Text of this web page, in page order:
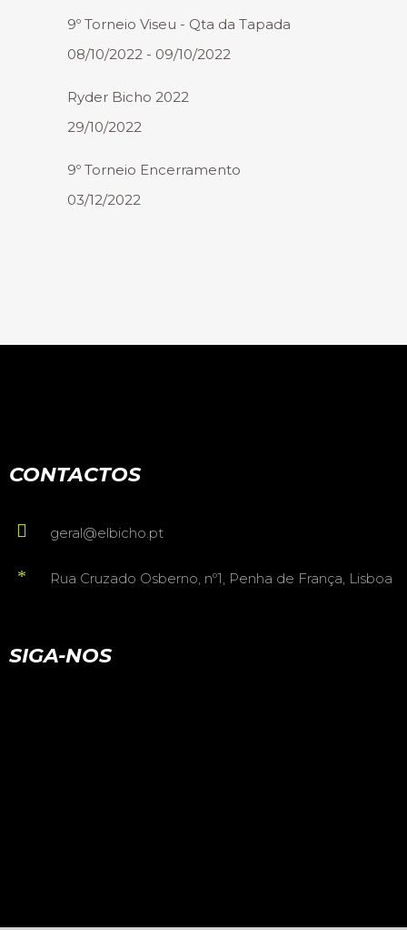
9º Torneio Viseu - Qta da Tapada
08/10/2022 - 09/10/2022
Ryder Bicho 2022
29/10/2022
9º Torneio Encerramento
03/12/2022
CONTACTOS
geral@elbicho.pt
Rua Cruzado Osberno, nº1, Penha de França, Lisboa
SIGA-NOS